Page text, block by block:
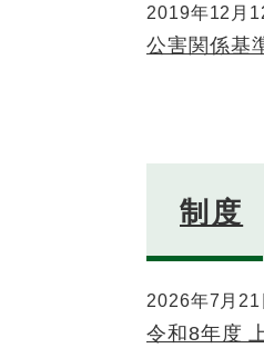
2019年12月
公害関係基
制度
2026年7月21
令和8年度